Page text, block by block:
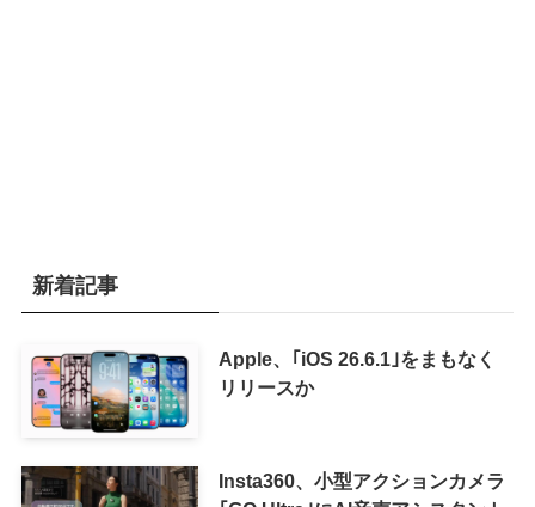
新着記事
Apple、｢iOS 26.6.1｣をまもなく
リリースか
Insta360、小型アクションカメラ